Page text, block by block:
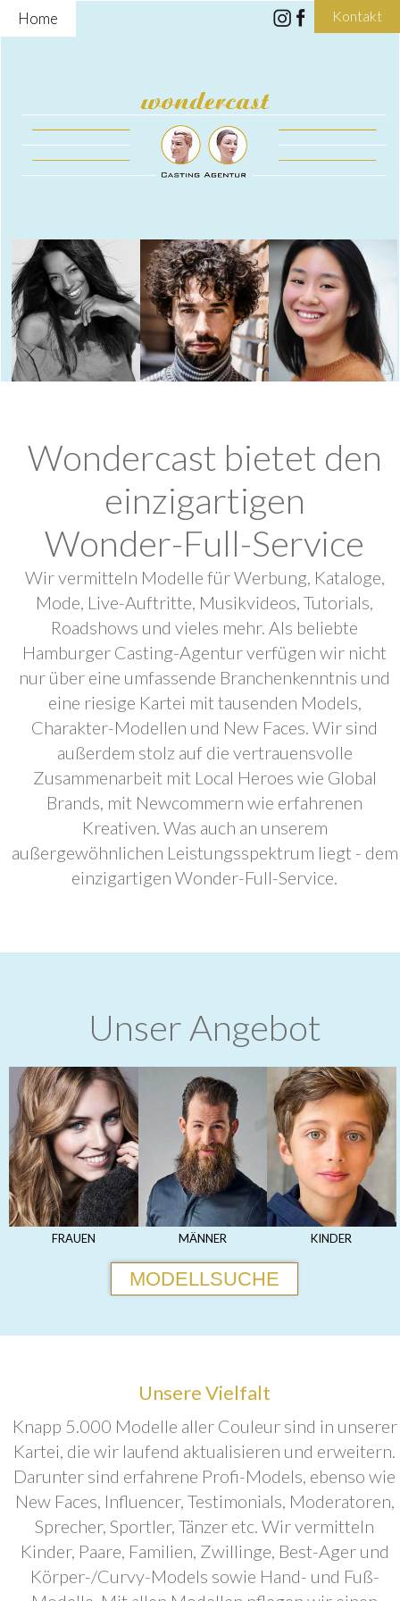
Home Kontakt
Wondercast bietet den
einzigartigen
Wonder-Full-Service
Wir vermitteln Modelle für Werbung, Kataloge,
Mode, Live-Auftritte, Musikvideos, Tutorials,
Roadshows und vieles mehr. Als beliebte
Hamburger Casting-Agentur verfügen wir nicht
nur über eine umfassende Branchenkenntnis und
eine riesige Kartei mit tausenden Models,
Charakter-Modellen und New Faces. Wir sind
außerdem stolz auf die vertrauensvolle
Zusammenarbeit mit Local Heroes wie Global
Brands, mit Newcommern wie erfahrenen
Kreativen. Was auch an unserem
außergewöhnlichen Leistungsspektrum liegt - dem
einzigartigen Wonder-Full-Service.
Unser Angebot
FRAUEN MÄNNER KINDER
MODELLSUCHE
Unsere Vielfalt
Knapp 5.000 Modelle aller Couleur sind in unserer
Kartei, die wir laufend aktualisieren und erweitern.
Darunter sind erfahrene Profi-Models, ebenso wie
New Faces, Influencer, Testimonials, Moderatoren,
Sprecher, Sportler, Tänzer etc. Wir vermitteln
Kinder, Paare, Familien, Zwillinge, Best-Ager und
Körper-/Curvy-Models sowie Hand- und Fuß-